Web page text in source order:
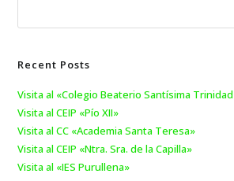
Recent Posts
Visita al «Colegio Beaterio Santísima
Visita al CEIP «Pío XII»
Visita al CC «Academia Santa Teresa»
Visita al CEIP «Ntra. Sra. de la Capilla»
Visita al «IES Purullena»